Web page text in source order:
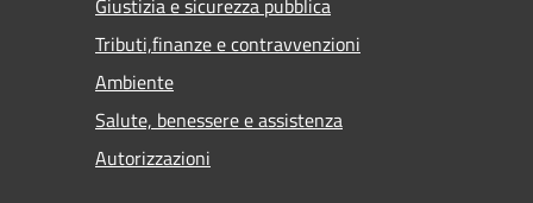
Giustizia e sicurezza pubblica
Tributi,finanze e contravvenzioni
Ambiente
Salute, benessere e assistenza
Autorizzazioni